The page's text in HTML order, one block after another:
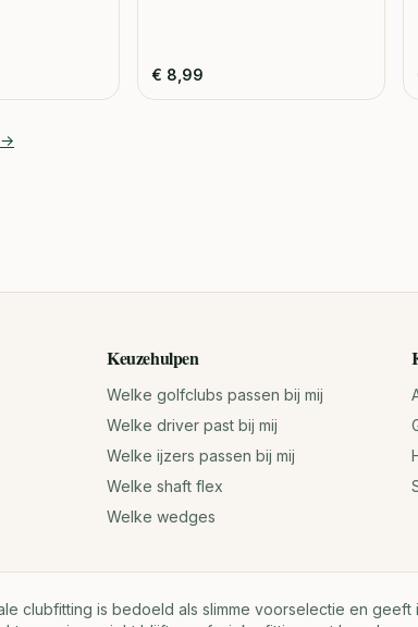
€ 8,99
→
Keuzehulpen
Welke golfclubs passen bij mij
Welke driver past bij mij
Welke ijzers passen bij mij
Welke shaft flex
Welke wedges
clubfitting is bedoeld als slimme voorselectie en